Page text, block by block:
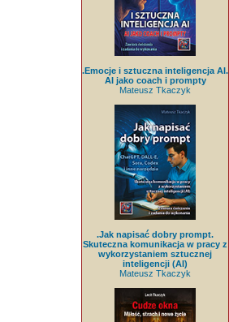
.Emocje i sztuczna inteligencja AI.
AI jako coach i prompty
Mateusz Tkaczyk
.Jak napisać dobry prompt.
Skuteczna komunikacja w pracy z
wykorzystaniem sztucznej
inteligencji (AI)
Mateusz Tkaczyk